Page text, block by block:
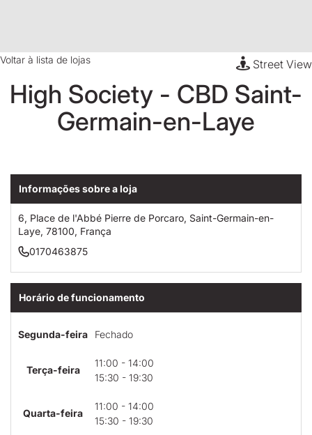
Street View
Voltar à lista de lojas
High Society - CBD Saint-
Germain-en-Laye
Informações sobre a loja
6, Place de l'Abbé Pierre de Porcaro, Saint-Germain-en-
Laye, 78100, França
0170463875
Horário de funcionamento
Segunda-feira Fechado
Terça-feira
11:00 - 14:00
15:30 - 19:30
Quarta-feira
11:00 - 14:00
15:30 - 19:30